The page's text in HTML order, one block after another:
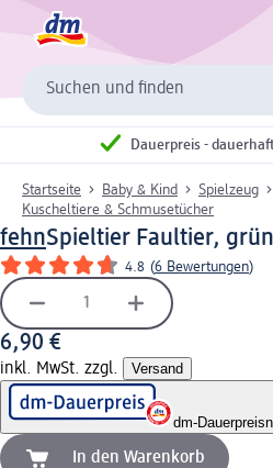
Suchen und finden
Dauerpreis -
Startseite Baby & Kind
Spielzeug
Kuscheltiere & Schmusetücher
fehnSpieltier Faultier,
4.8 (6 Bewertungen)
6,90 €
inkl. MwSt. zzgl. Versand
dm-Dauerpreis
In den Warenkorb